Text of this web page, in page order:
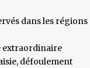
dans les régions
extraordinaire
défoulement